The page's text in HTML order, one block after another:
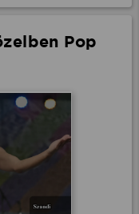
Pop